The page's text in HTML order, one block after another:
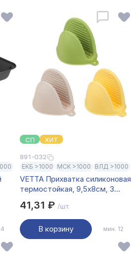
СП ХИТ
891-032
ЕКБ >1000 МСК >1000 ВЛД >1000
VETTA Прихватка силиконовая
термостойкая, 9,5х8см, 3
41,31 ₽ /шт.
В корзину мин. 12